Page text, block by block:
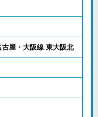
屋・大阪線 東大阪北